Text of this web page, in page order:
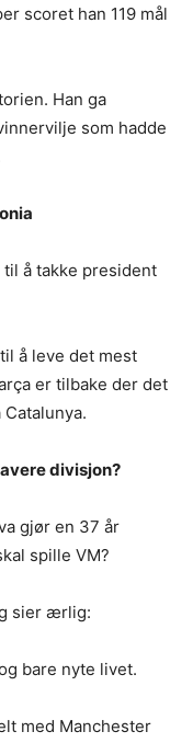
scoret han 119 mål
Han ga
som hadde
å takke president
å leve det mest
er tilbake der det
divisjon?
gjør en 37 år
spille VM?
sier ærlig:
bare nyte livet.
med Manchester